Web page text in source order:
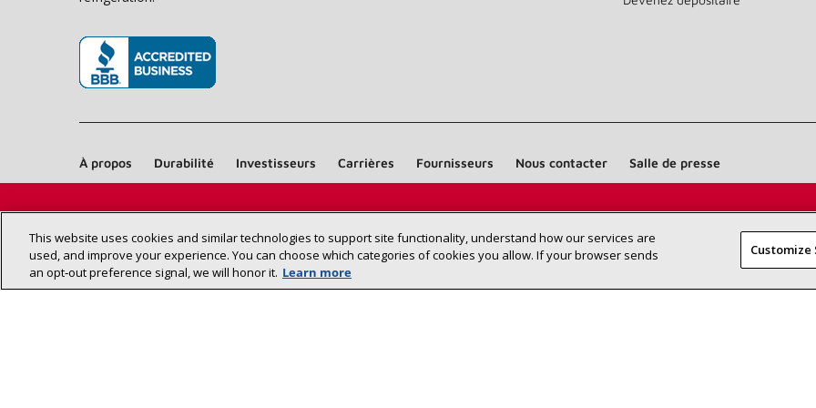
Trouvez un dépositaire Lennox près de chez
vous
À propos Durabilité Investisseurs Carrières Fournisseurs Nous contacter Salle de presse
Déclaration
This website uses cookies and similar technologies to support site functionality, understand how our services are
used, and improve your experience. You can choose which categories of cookies you allow. If your browser sends
an opt‑out preference signal, we will honor it. Learn more